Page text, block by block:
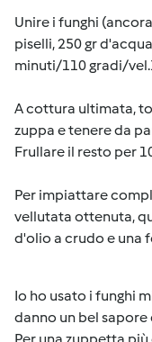
Unire i funghi
piselli, 250 gr
minuti/110 gradi/
A cottura ultimata,
zuppa e tenere da
Frullare il resto per
Per impiattare
vellutata ottenuta,
d'olio a crudo e una
Io ho usato i funghi
danno un bel